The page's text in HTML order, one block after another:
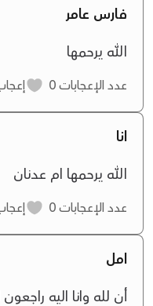
فارس عامر
الله يرحمها
عدد الإعجابات
انا
الله يرحمها ام عدنان
عدد الإعجابات
امل
أن لله وانا اليه